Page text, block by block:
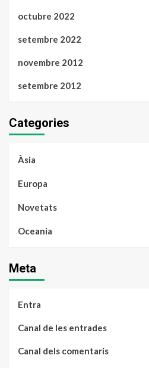
octubre 2022
setembre 2022
novembre 2012
setembre 2012
Categories
Àsia
Europa
Novetats
Oceania
Meta
Entra
Canal de les entrades
Canal dels comentaris